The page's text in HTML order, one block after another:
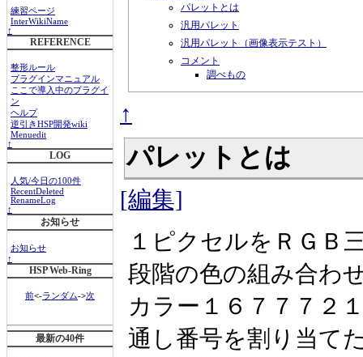
練習ページ
InterWikiName
↑
REFERENCE
整形ルール
プラグインマニュアル
ここで導入中のプラグイ
ン
ヘルプ
逆引きHSP開発wiki
Menuedit
↑
LOG
人気/今日の100件
RecentDeleted
RenameLog
↑
お知らせ
お知らせ
↑
HSP Web-Ring
前<-ランダム->次
最新の40件
パレットとは
汎用パレット
汎用パレット（画像表示テスト）
コメント
調べもの
↑
パレットとは
[編集]
１ピクセルをＲＧＢ
段階の色の組み合わ
カラー１６７７７２
通し番号を割り当て